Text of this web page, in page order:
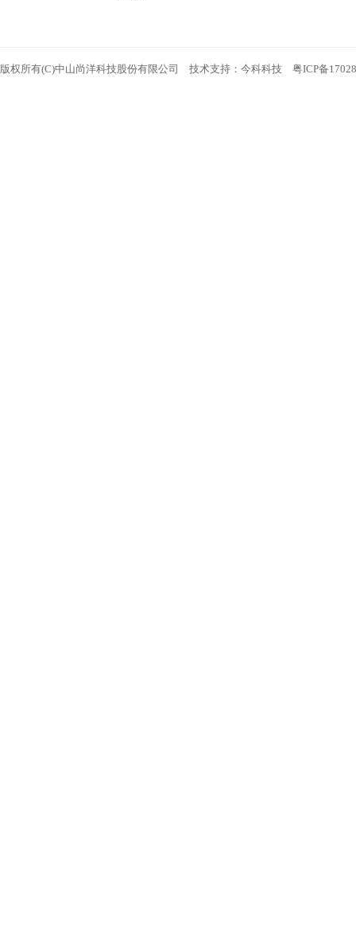
版权所有(C)中山尚洋科技股份有限公司 技术支持： 今科科技 粤ICP备